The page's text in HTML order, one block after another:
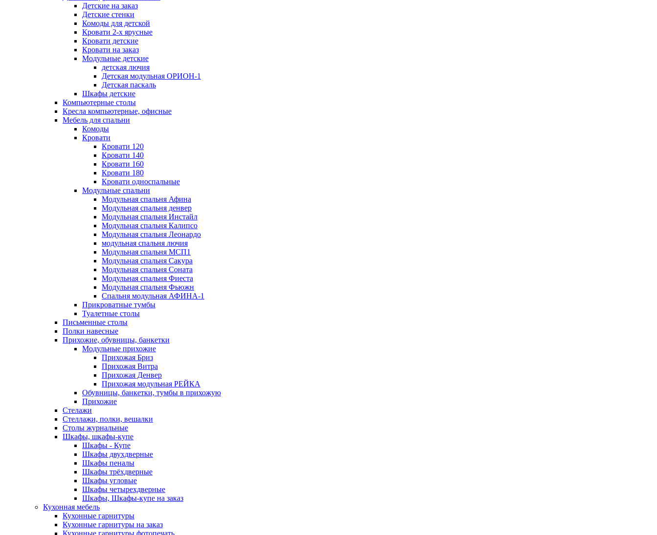
Детские на заказ
Детские стенки
Комоды для детской
Кровати 2-х ярусные
Кровати детские
Кровати на заказ
Модульные детские
детская лючия
Детская модульная ОРИОН-1
Детская паскаль
Шкафы детские
Компьютерные столы
Кресла компьютерные, офисные
Мебель для спальни
Комоды
Кровати
Кровати 120
Кровати 140
Кровати 160
Кровати 180
Кровати односпальные
Модульные спальни
Модульная спальня Афина
Модульная спальня денвер
Модульная спальня Инстайл
Модульная спальня Калипсо
Модульная спальня Леонардо
модульная спальня лючия
Модульная спальня МСП1
Модульная спальня Сакура
Модульная спальня Соната
Модульная спальня Фиеста
Модульная спальня Фьюжн
Спальня модульная АФИНА-1
Прикроватные тумбы
Туалетные столы
Письменные столы
Полки навесные
Прихожие, обувницы, банкетки
Модульные прихожие
Прихожая Бриз
Прихожая Витра
Прихожая Денвер
Прихожая модульная РЕЙКА
Обувницы, банкетки, тумбы в прихожую
Прихожие
Стелажи
Стеллажи, полки, вешалки
Столы журнальные
Шкафы, шкафы-купе
Шкафы - Купе
Шкафы двухдверные
Шкафы пеналы
Шкафы трёхдверные
Шкафы угловые
Шкафы четырехдверные
Шкафы, Шкафы-купе на заказ
Кухонная мебель
Кухонные гарнитуры
Кухонные гарнитуры на заказ